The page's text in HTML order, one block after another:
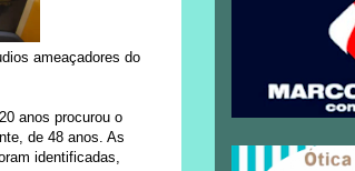
ameaçadores do
anos procurou o
de 48 anos. As
identificadas,